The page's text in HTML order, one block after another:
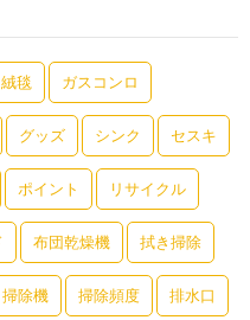
毯 ガスコンロ
グッズ シンク セスキ
ポイント リサイクル
布団乾燥機 拭き掃除
掃除機 掃除頻度 排水口